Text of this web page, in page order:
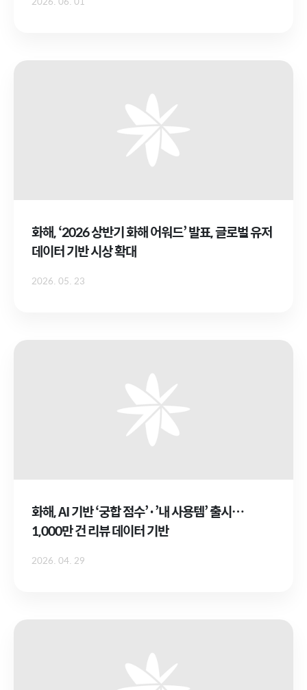
화해, ‘2026 상반기 화해 어워드’ 발표, 글로벌 유저
데이터 기반 시상 확대
2026. 05. 23
화해, AI 기반 ‘궁합 점수’·’내 사용템’ 출시…
1,000만 건 리뷰 데이터 기반
2026. 04. 29